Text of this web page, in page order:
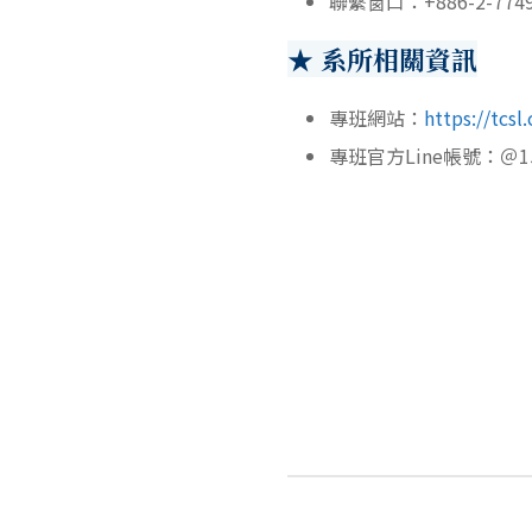
★ 系所相關資訊
專班網站： https://
專班官方Line帳號：＠